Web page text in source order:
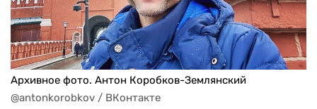
Архивное фото. Антон Коробков-Землянский
@antonkorobkov / ВКонтакте